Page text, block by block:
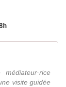
visite guidée